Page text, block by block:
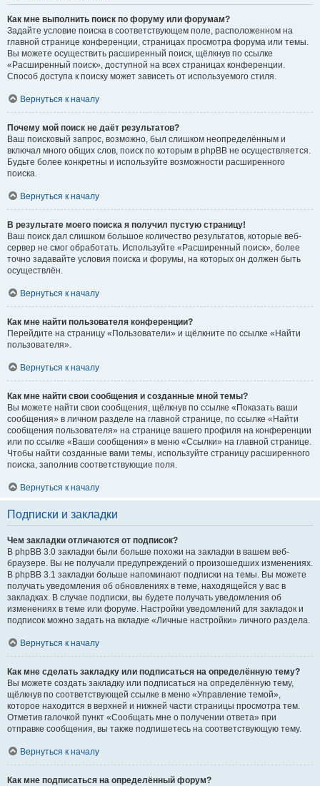
Как мне выполнить поиск по форуму или форумам?
Задайте условие поиска в соответствующем поле, расположенном на
главной странице конференции, страницах просмотра форума или темы.
Вы можете осуществить расширенный поиск, щёлкнув по ссылке
«Расширенный поиск», доступной на всех страницах конференции.
Способ доступа к поиску может зависеть от используемого стиля.
Вернуться к началу
Почему мой поиск не даёт результатов?
Ваш поисковый запрос, возможно, был слишком неопределённым и
включал много общих слов, поиск по которым в phpBB не осуществляется.
Будьте более конкретны и используйте возможности расширенного
поиска.
Вернуться к началу
В результате моего поиска я получил пустую страницу!
Ваш поиск дал слишком большое количество результатов, которые веб-
сервер не смог обработать. Используйте «Расширенный поиск», более
точно задавайте условия поиска и форумы, на которых он должен быть
осуществлён.
Вернуться к началу
Как мне найти пользователя конференции?
Перейдите на страницу «Пользователи» и щёлкните по ссылке «Найти
пользователя».
Вернуться к началу
Как мне найти свои сообщения и созданные мной темы?
Вы можете найти свои сообщения, щёлкнув по ссылке «Показать ваши
сообщения» в личном разделе на главной странице, по ссылке «Найти
сообщения пользователя» на странице вашего профиля на конференции
или по ссылке «Ваши сообщения» в меню «Ссылки» на главной странице.
Чтобы найти созданные вами темы, используйте страницу расширенного
поиска, заполнив соответствующие поля.
Вернуться к началу
Подписки и закладки
Чем закладки отличаются от подписок?
В phpBB 3.0 закладки были больше похожи на закладки в вашем веб-
браузере. Вы не получали предупреждений о произошедших изменениях.
В phpBB 3.1 закладки больше напоминают подписки на темы. Вы можете
получать уведомления об обновлениях в теме, находящейся у вас в
закладках. В случае подписки, вы будете получать уведомления об
изменениях в теме или форуме. Настройки уведомлений для закладок и
подписок можно задать на вкладке «Личные настройки» личного раздела.
Вернуться к началу
Как мне сделать закладку или подписаться на определённую тему?
Вы можете создать закладку или подписаться на определённую тему,
щёлкнув по соответствующей ссылке в меню «Управление темой»,
которое находится в верхней и нижней части страницы просмотра тем.
Отметив галочкой пункт «Сообщать мне о получении ответа» при
отправке сообщения, вы также подпишетесь на соответствующую тему.
Вернуться к началу
Как мне подписаться на определённый форум?